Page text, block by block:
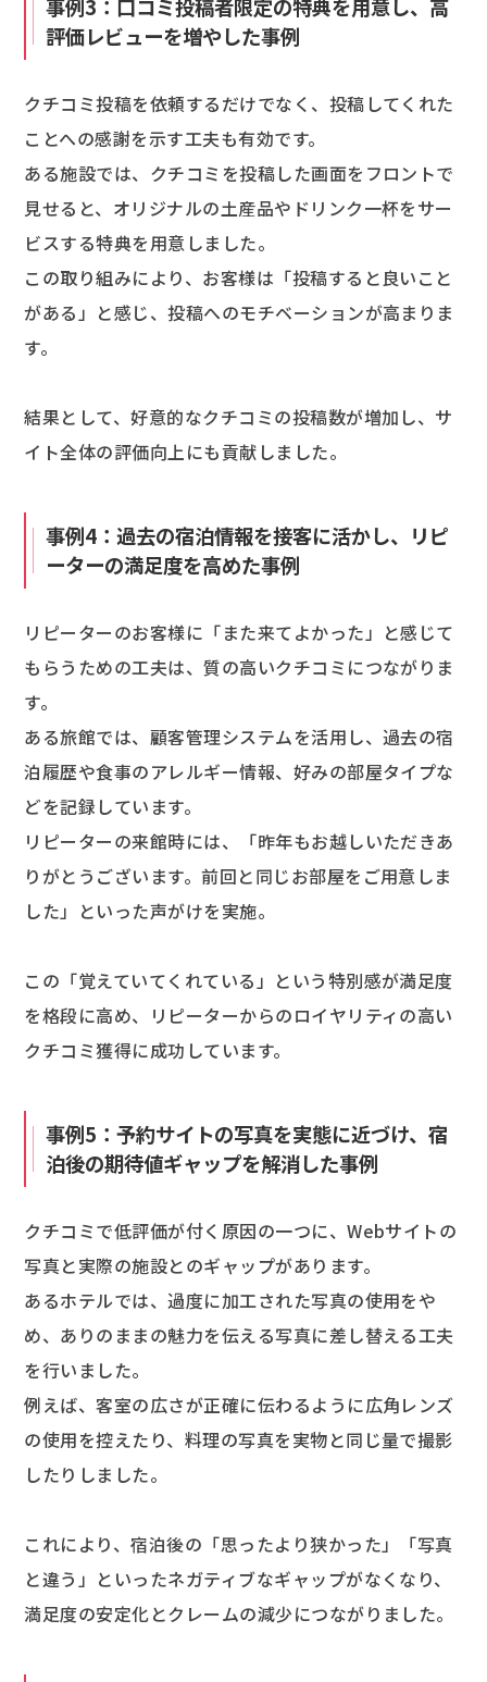
事例3：口コミ投稿者限定の特典を用意し、高
評価レビューを増やした事例
クチコミ投稿を依頼するだけでなく、投稿してくれた
ことへの感謝を示す工夫も有効です。
ある施設では、クチコミを投稿した画面をフロントで
見せると、オリジナルの土産品やドリンク一杯をサー
ビスする特典を用意しました。
この取り組みにより、お客様は「投稿すると良いこと
がある」と感じ、投稿へのモチベーションが高まりま
す。
結果として、好意的なクチコミの投稿数が増加し、サ
イト全体の評価向上にも貢献しました。
事例4：過去の宿泊情報を接客に活かし、リピ
ーターの満足度を高めた事例
リピーターのお客様に「また来てよかった」と感じて
もらうための工夫は、質の高いクチコミにつながりま
す。
ある旅館では、顧客管理システムを活用し、過去の宿
泊履歴や食事のアレルギー情報、好みの部屋タイプな
どを記録しています。
リピーターの来館時には、「昨年もお越しいただきあ
りがとうございます。前回と同じお部屋をご用意しま
した」といった声がけを実施。
この「覚えていてくれている」という特別感が満足度
を格段に高め、リピーターからのロイヤリティの高い
クチコミ獲得に成功しています。
事例5：予約サイトの写真を実態に近づけ、宿
泊後の期待値ギャップを解消した事例
クチコミで低評価が付く原因の一つに、Webサイトの
写真と実際の施設とのギャップがあります。
あるホテルでは、過度に加工された写真の使用をや
め、ありのままの魅力を伝える写真に差し替える工夫
を行いました。
例えば、客室の広さが正確に伝わるように広角レンズ
の使用を控えたり、料理の写真を実物と同じ量で撮影
したりしました。
これにより、宿泊後の「思ったより狭かった」「写真
と違う」といったネガティブなギャップがなくなり、
満足度の安定化とクレームの減少につながりました。